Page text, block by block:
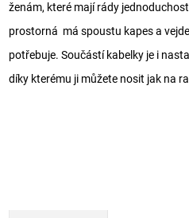
ženám, které mají rády
prostorná má spoustu kapes a
potřebuje. Součástí kabelky je i
díky kterému ji můžete nosit jak na